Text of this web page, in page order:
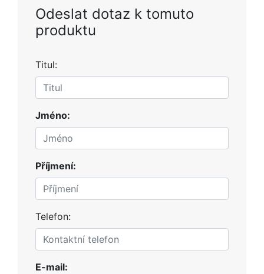
Odeslat dotaz k tomuto
produktu
Titul:
Jméno:
Příjmení:
Telefon:
E-mail: